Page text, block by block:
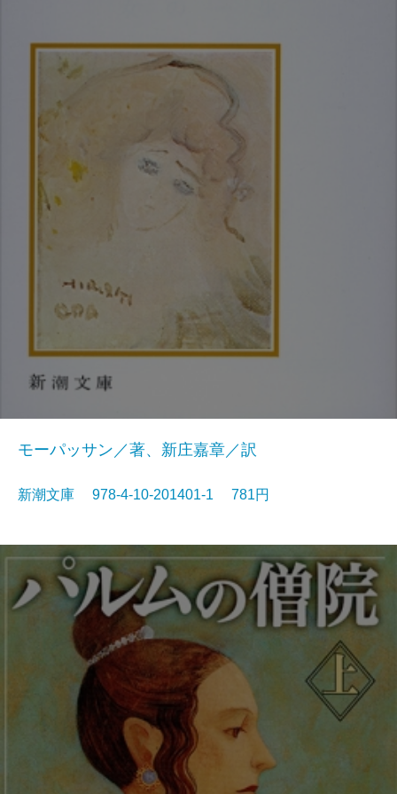
モーパッサン／著、新庄嘉章／訳
新潮文庫 978-4-10-201401-1 781円